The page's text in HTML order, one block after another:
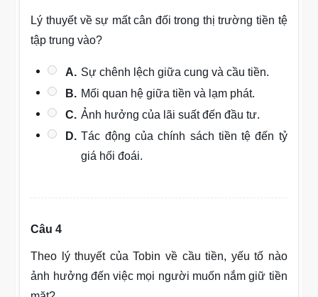
Lý thuyết về sự mất cân đối trong thị trường tiền tệ
tập trung vào?
A. Sự chênh lệch giữa cung và cầu tiền.
B. Mối quan hệ giữa tiền và lạm phát.
C. Ảnh hưởng của lãi suất đến đầu tư.
D. Tác động của chính sách tiền tệ đến tỷ
giá hối đoái.
Câu 4
Theo lý thuyết của Tobin về cầu tiền, yếu tố nào
ảnh hưởng đến việc mọi người muốn nắm giữ tiền